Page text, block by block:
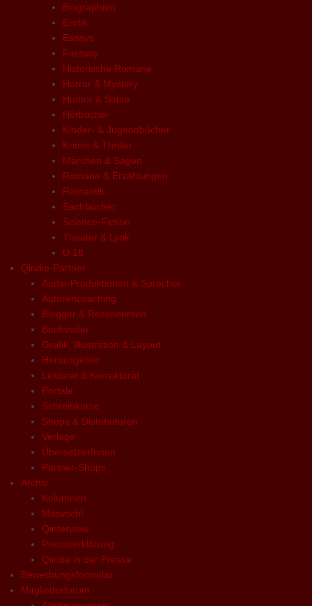
Biographien
Erotik
Essays
Fantasy
Historische Romane
Horror & Mystery
Humor & Satire
Hörbücher
Kinder- & Jugendbücher
Krimis & Thriller
Märchen & Sagen
Romane & Erzählungen
Romantik
Sachbücher
Science-Fiction
Theater & Lyrik
U 18
Qindie-Partner
Audio-Produktionen & Sprecher
Autorencoaching
Blogger & Rezensenten
Buchtrailer
Grafik, Illustration & Layout
Herausgeber
Lektorat & Korrektorat
Portale
Schreibkurse
Shops & Distributoren
Verlage
ÜbersetzerInnen
Partner-Shops
Archiv
Kolumnen
Mittwoch!
Qinterview
Presseerklärung
Qindie in der Presse
Bewerbungsformular
Mitgliederforum